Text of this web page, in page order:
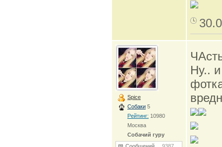
Spice
Собаки 5
Рейтинг: 10980
Москва
Собачий гуру
Ну..